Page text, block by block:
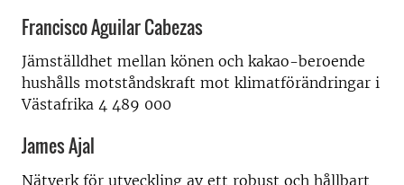
Francisco Aguilar Cabezas
Jämställdhet mellan könen och kakao-beroende
hushålls motståndskraft mot klimatförändringar i
Västafrika 4 489 000
James Ajal
Nätverk för utveckling av ett robust och hållbart